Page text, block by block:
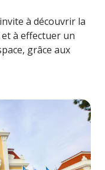
à découvrir la
à effectuer un
grâce aux